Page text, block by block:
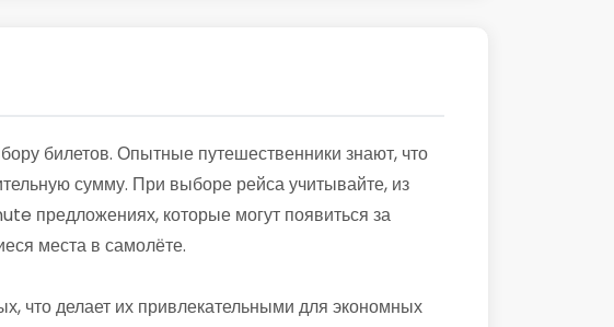
билетов. Опытные путешественники знают, что
сумму. При выборе рейса учитывайте, из
предложениях, которые могут появиться за
места в самолёте.
что делает их привлекательными для экономных